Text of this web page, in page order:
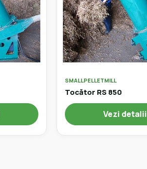
SMALLPELLETMILL
Tocător RS 850
Vezi detalii